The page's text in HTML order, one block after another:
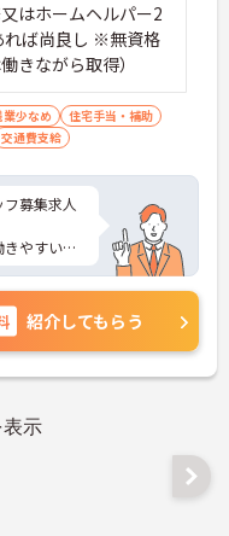
はホームヘルパー2
ば尚良し ※無資格
きながら取得）
業少なめ
住宅手当・補助
交通費支給
募集求人
やすい環
さらに詳
さい。
紹介してもらう
示